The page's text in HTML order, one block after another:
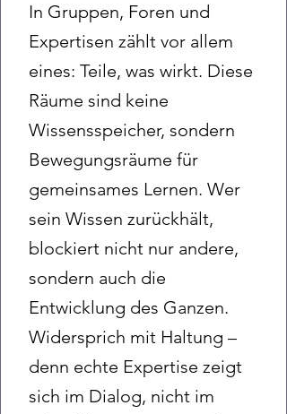
In Gruppen, Foren und
Expertisen zählt vor allem
eines: Teile, was wirkt. Diese
Räume sind keine
Wissensspeicher, sondern
Bewegungsräume für
gemeinsames Lernen. Wer
sein Wissen zurückhält,
blockiert nicht nur andere,
sondern auch die
Entwicklung des Ganzen.
Widersprich mit Haltung –
denn echte Expertise zeigt
sich im Dialog, nicht im